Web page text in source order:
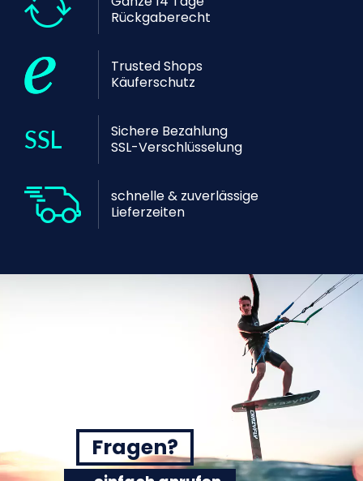
Rückgaberecht
Trusted Shops
Käuferschutz
Sichere Bezahlung
SSL-Verschlüsselung
schnelle & zuverlässige
Lieferzeiten
Fragen?